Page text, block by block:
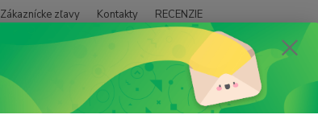
Zákaznícke zľavy Kontakty RECENZIE
Hľadať
(PO